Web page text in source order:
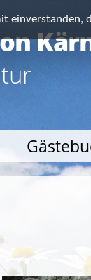
einverstanden,